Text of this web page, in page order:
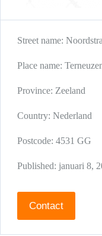
Street name:
Place name:
Province: Zeeland
Country: Nederland
Postcode: 4531 GG
Published: januari 8,
Contact